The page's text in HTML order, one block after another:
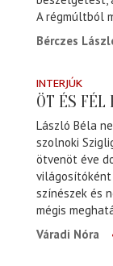
A régmúltból
Bérczes
INTERJÚK
ÖT ÉS FÉL
László Béla
szolnoki
ötvenöt éve
színészek és
mégis
Váradi Nóra